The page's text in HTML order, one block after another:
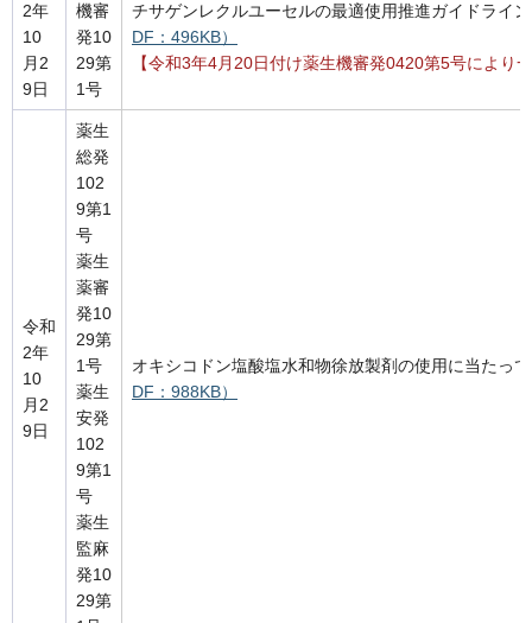
2年
10
月2
9日
機審
発10
29第
1号
チサゲンレクルユーセルの最適使用推進ガイドライ
DF：496KB）
【令和3年4月20日付け薬生機審発0420第5号により
令和
2年
10
月2
9日
薬生
総発
102
9第1
号
薬生
薬審
発10
29第
1号
薬生
安発
102
9第1
号
薬生
監麻
発10
29第
オキシコドン塩酸塩水和物徐放製剤の使用に当たっ
DF：988KB）